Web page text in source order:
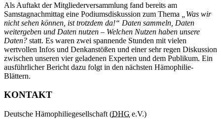
Als Auftakt der Mitgliederversammlung fand bereits am
Samstagnachmittag eine Podiumsdiskussion zum Thema
„Was wir
nicht sehen können, ist trotzdem da!“ Daten sammeln, Daten
weitergeben und Daten nutzen – Welchen Nutzen haben unsere
Daten? statt. Es waren zwei spannende Stunden mit vielen
wertvollen Infos und Denkanstößen und einer sehr regen Diskussion
zwischen unseren vier geladenen Experten und dem Publikum. Ein
ausführlicher Bericht dazu folgt in den nächsten Hämophilie-
Blättern.
KONTAKT
Deutsche Hämophiliegesellschaft (DHG e.V.)